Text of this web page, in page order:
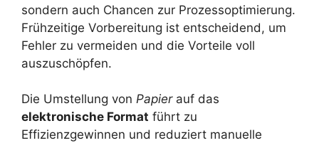
sondern auch Chancen zur Prozessoptimierung.
Frühzeitige Vorbereitung ist entscheidend, um
Fehler zu vermeiden und die Vorteile voll
auszuschöpfen.
Die Umstellung von Papierauf das
elektronische Format führt zu
Effizienzgewinnen und reduziert manuelle